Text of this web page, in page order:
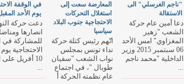
في الوقفة
يوم الأحد
دعت حركة
انصارها
للمشاركة في
الاحتجاجية
10 أفريل
...
المعارضة سعت إلى
استغلال التحركات
الاحتجاجية جنوب البلاد
سياسيا
اتّهم رئيس كتلة حركة
نداء تونس بمجلس
نواب الشعب "سفيان
طوبال "، في اجتماع
عام نظمته الحركة أ
"ناجم الغرسلي" الى
الاستقالة
دعا أمين عام حركة
الشعب "زهير
المغزاوي" امس الأحد
06 سبتمبر 2015 وزير
الداخلية "محمد ناجم
...